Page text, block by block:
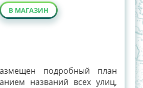
В МАГАЗИН
подробный план
названий всех улиц,